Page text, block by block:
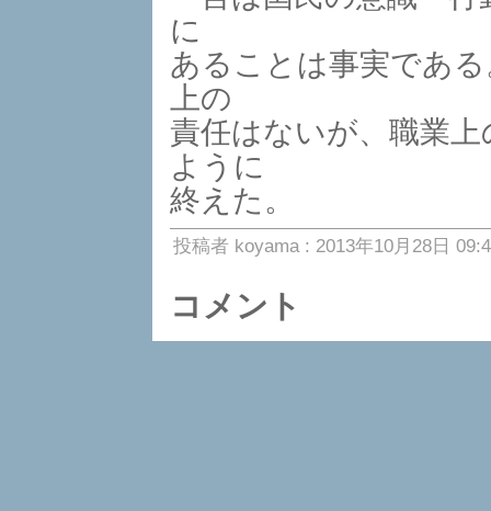
に
あることは事実であ
上の
責任はないが、職業
ように
終えた。
投稿者 koyama : 2013年10月28日
コメント